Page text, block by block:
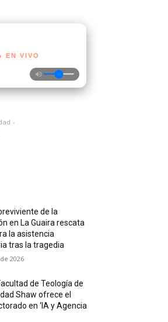
EN VIVO
-
de la
en La Guaira rescata
la asistencia
tras la tragedia
2026
de Teología de
Shaw ofrece el
en ‘IA y Agencia